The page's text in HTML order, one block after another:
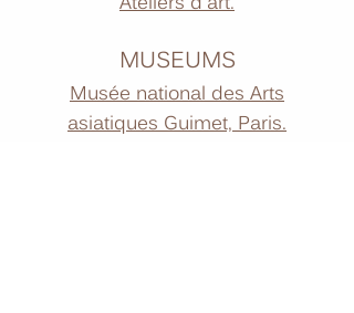
MUSEUMS
Musée national des Arts
asiatiques Guimet, Paris.